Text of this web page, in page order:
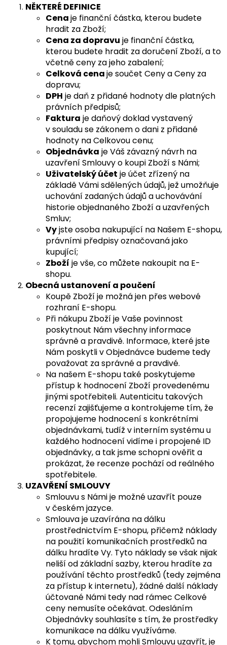
NĚKTERÉ DEFINICE
Cenaje finanční částka, kterou budete
hradit za Zboží;
Cena za dopravu je finanční částka,
kterou budete hradit za doručení Zboží, a to
včetně ceny za jeho zabalení;
Celková cenaje součet Ceny a Ceny za
dopravu;
DPH je daň z přidané hodnoty dle platných
právních předpisů;
Faktura je daňový doklad vystavený
v souladu se zákonem o dani z přidané
hodnoty na Celkovou cenu;
Objednávka je Váš závazný návrh na
uzavření Smlouvy o koupi Zboží s Námi;
Uživatelský účet je účet zřízený na
základě Vámi sdělených údajů, jež umožňuje
uchování zadaných údajů a uchovávání
historie objednaného Zboží a uzavřených
Smluv;
Vyjste osoba nakupující na Našem E-shopu,
právními předpisy označovaná jako
kupující;
Zboží je vše, co můžete nakoupit na E-
shopu.
Obecná ustanovení a poučení
Koupě Zboží je možná jen přes webové
rozhraní E-shopu.
Při nákupu Zboží je Vaše povinnost
poskytnout Nám všechny informace
správně a pravdivě. Informace, které jste
Nám poskytli v Objednávce budeme tedy
považovat za správné a pravdivé.
Na našem E-shopu také poskytujeme
přístup k hodnocení Zboží provedenému
jinými spotřebiteli. Autenticitu takových
recenzí zajišťujeme a kontrolujeme tím, že
propojujeme hodnocení s konkrétními
objednávkami, tudíž v interním systému u
každého hodnocení vidíme i propojené ID
objednávky, a tak jsme schopni ověřit a
prokázat, že recenze pochází od reálného
spotřebitele.
UZAVŘENÍ SMLOUVY
Smlouvu s Námi je možné uzavřít pouze
v českém jazyce.
Smlouva je uzavírána na dálku
prostřednictvím E-shopu, přičemž náklady
na použití komunikačních prostředků na
dálku hradíte Vy. Tyto náklady se však nijak
neliší od základní sazby, kterou hradíte za
používání těchto prostředků (tedy zejména
za přístup k internetu), žádné další náklady
účtované Námi tedy nad rámec Celkové
ceny nemusíte očekávat. Odesláním
Objednávky souhlasíte s tím, že prostředky
komunikace na dálku využíváme.
K tomu, abychom mohli Smlouvu uzavřít, je